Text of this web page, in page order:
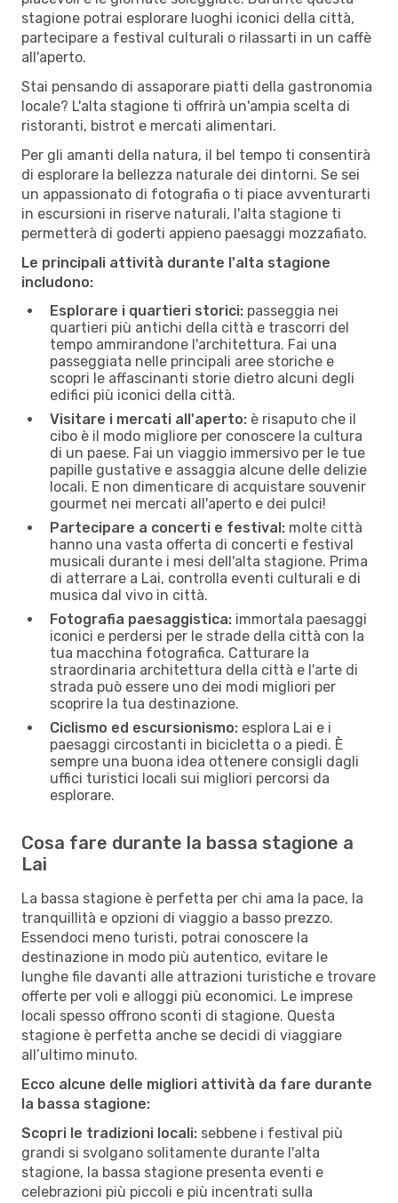
stagione potrai esplorare luoghi iconici della città,
partecipare a festival culturali o rilassarti in un caffè
all'aperto.
Stai pensando di assaporare piatti della gastronomia
locale? L'alta stagione ti offrirà un'ampia scelta di
ristoranti, bistrot e mercati alimentari.
Per gli amanti della natura, il bel tempo ti consentirà
di esplorare la bellezza naturale dei dintorni. Se sei
un appassionato di fotografia o ti piace avventurarti
in escursioni in riserve naturali, l'alta stagione ti
permetterà di goderti appieno paesaggi mozzafiato.
Le principali attività durante l'alta stagione
includono:
Esplorare i quartieri storici: passeggia nei
quartieri più antichi della città e trascorri del
tempo ammirandone l'architettura. Fai una
passeggiata nelle principali aree storiche e
scopri le affascinanti storie dietro alcuni degli
edifici più iconici della città.
Visitare i mercati all'aperto: è risaputo che il
cibo è il modo migliore per conoscere la cultura
di un paese. Fai un viaggio immersivo per le tue
papille gustative e assaggia alcune delle delizie
locali. E non dimenticare di acquistare souvenir
gourmet nei mercati all'aperto e dei pulci!
Partecipare a concerti e festival: molte città
hanno una vasta offerta di concerti e festival
musicali durante i mesi dell'alta stagione. Prima
di atterrare a Lai, controlla eventi culturali e di
musica dal vivo in città.
Fotografia paesaggistica: immortala paesaggi
iconici e perdersi per le strade della città con la
tua macchina fotografica. Catturare la
straordinaria architettura della città e l'arte di
strada può essere uno dei modi migliori per
scoprire la tua destinazione.
Ciclismo ed escursionismo: esplora Lai e i
paesaggi circostanti in bicicletta o a piedi. È
sempre una buona idea ottenere consigli dagli
uffici turistici locali sui migliori percorsi da
esplorare.
Cosa fare durante la bassa stagione a
Lai
La bassa stagione è perfetta per chi ama la pace, la
tranquillità e opzioni di viaggio a basso prezzo.
Essendoci meno turisti, potrai conoscere la
destinazione in modo più autentico, evitare le
lunghe file davanti alle attrazioni turistiche e trovare
offerte per voli e alloggi più economici. Le imprese
locali spesso offrono sconti di stagione. Questa
stagione è perfetta anche se decidi di viaggiare
all’ultimo minuto.
Ecco alcune delle migliori attività da fare durante
la bassa stagione:
Scopri le tradizioni locali: sebbene i festival più
grandi si svolgano solitamente durante l'alta
stagione, la bassa stagione presenta eventi e
celebrazioni più piccoli e più incentrati sulla